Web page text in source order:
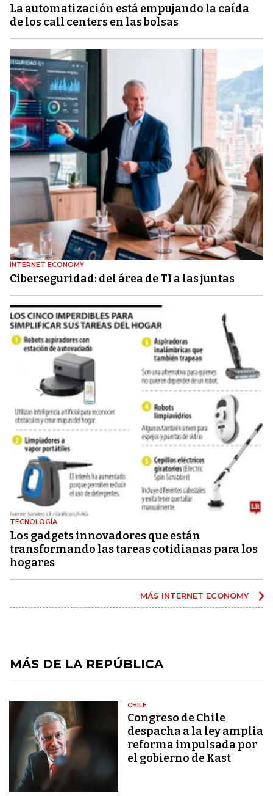
La automatización está empujando la caída
de los call centers en las bolsas
INTERNET ECONOMY
Ciberseguridad: del área de TI a las juntas
TECNOLOGÍA
Los gadgets innovadores que están
transformando las tareas cotidianas para los
hogares
MÁS INTERNET ECONOMY
MÁS DE LA REPÚBLICA
CHILE
Congreso de Chile
despacha a la ley amplia
reforma impulsada por
el gobierno de Kast